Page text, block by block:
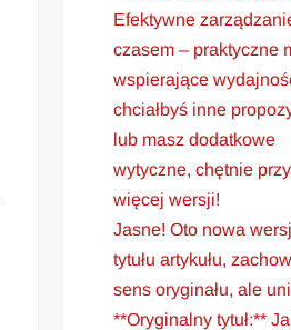
Efektywne
czasem – praktyczne
wspierające
chciałbyś inne
lub masz dodatkowe
wytyczne, chętnie
więcej wersji!
Jasne! Oto nowa
tytułu artykułu,
sens oryginału, ale
**Oryginalny tytuł:**